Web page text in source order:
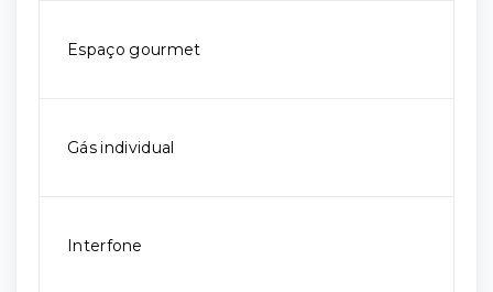
Espaço gourmet
Gás individual
Interfone